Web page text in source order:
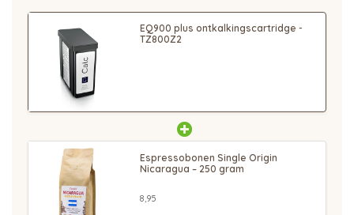
EQ900 plus ontkalkingscartridge -
TZ800Z2
Espressobonen Single Origin
Nicaragua – 250 gram
8,95